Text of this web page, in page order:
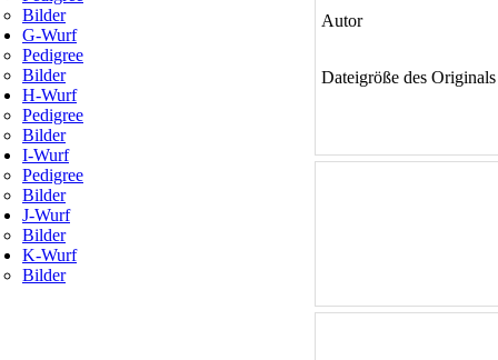
Bilder
G-Wurf
Pedigree
Bilder
H-Wurf
Pedigree
Bilder
I-Wurf
Pedigree
Bilder
J-Wurf
Bilder
K-Wurf
Bilder
Autor
Dateigröße des Originals